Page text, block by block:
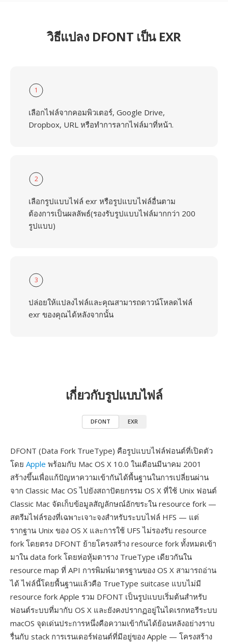
วิธีแปลง DFONT เป็น EXR
1
เลือกไฟล์จากคอมพิวเตอร์, Google Drive,
Dropbox, URL หรือทำการลากไฟล์มาที่หน้า.
2
เลือกรูปแบบไฟล์ exr หรือรูปแบบไฟล์อื่นตาม
ต้องการเป็นผลลัพธ์(รองรับรูปแบบไฟล์มากกว่า 200
รูปแบบ)
3
ปล่อยให้แปลงไฟล์และคุณสามารถดาวน์โหลดไฟล์
exr ของคุณได้หลังจากนั้น
เกี่ยวกับรูปแบบไฟล์
DFONT EXR
DFONT (Data Fork TrueType) คือรูปแบบไฟล์ฟอนต์ที่เปิดตัว
โดย Apple พร้อมกับ Mac OS X 10.0 ในเดือนมีนาคม 2001
สร้างขึ้นเพื่อแก้ปัญหาความเข้ากันได้พื้นฐานในการเปลี่ยนผ่าน
จาก Classic Mac OS ไปยังสถาปัตยกรรม OS X ที่ใช้ Unix ฟอนต์
Classic Mac จัดเก็บข้อมูลสัญลักษณ์อักขระใน resource fork —
สตรีมไฟล์รองที่เฉพาะเจาะจงสำหรับระบบไฟล์ HFS — แต่
รากฐาน Unix ของ OS X และการใช้ UFS ไม่รองรับ resource
fork โดยตรง DFONT ย้ายโครงสร้าง resource fork ทั้งหมดเข้า
มาใน data fork โดยห่อหุ้มตาราง TrueType เดียวกันใน
resource map ที่ API การพิมพ์มาตรฐานของ OS X สามารถอ่าน
ได้ ไฟล์นี้โดยพื้นฐานแล้วคือ TrueType suitcase แบบไม่มี
resource fork Apple รวม DFONT เป็นรูปแบบเริ่มต้นสำหรับ
ฟอนต์ระบบที่มากับ OS X และยังคงปรากฏอยู่ในไดเรกทอรีระบบ
macOS จุดเด่นประการหนึ่งคือความเข้ากันได้ย้อนหลังอย่างราบ
รื่นกับ stack การเรนเดอร์ฟอนต์ที่มีอยู่ของ Apple — โครงสร้าง